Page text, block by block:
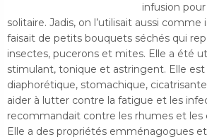
infusion
solitaire. Jadis, on l’utilisait aussi
faisait de petits bouquets séchés qui
insectes, pucerons et mites. Elle a été
stimulant, tonique et astringent. Elle
diaphorétique, stomachique,
aider à lutter contre la fatigue et les
recommandait contre les rhumes et les
Elle a des propriétés emménagogues